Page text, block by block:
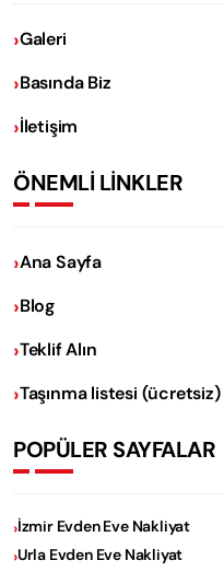
Galeri
Basında Biz
İletişim
ÖNEMLİ LİNKLER
Ana Sayfa
Blog
Teklif Alın
Taşınma listesi (ücretsiz)
POPÜLER SAYFALAR
İzmir Evden Eve Nakliyat
Urla Evden Eve Nakliyat